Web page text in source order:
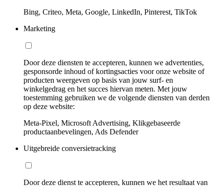
Bing, Criteo, Meta, Google, LinkedIn, Pinterest, TikTok
Marketing
Door deze diensten te accepteren, kunnen we advertenties,
gesponsorde inhoud of kortingsacties voor onze website of
producten weergeven op basis van jouw surf- en
winkelgedrag en het succes hiervan meten. Met jouw
toestemming gebruiken we de volgende diensten van derden
op deze website:
Meta-Pixel, Microsoft Advertising, Klikgebaseerde
productaanbevelingen, Ads Defender
Uitgebreide conversietracking
Door deze dienst te accepteren, kunnen we het resultaat van